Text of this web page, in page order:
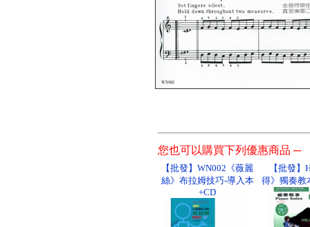
您也可以購買下列優惠商品 ─
【批發】WN002《薇麗
絲》布拉姆技巧-導入本
+CD
【批發】
得》獨奏教